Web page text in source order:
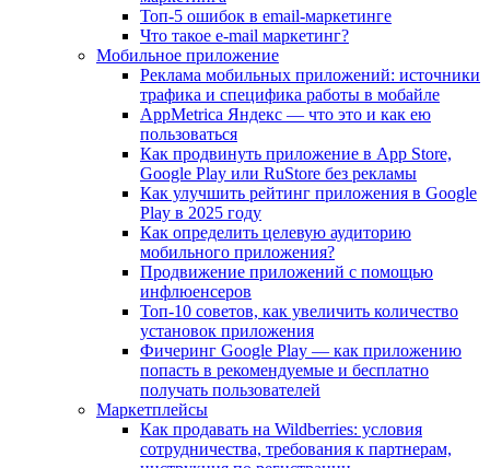
Топ-5 ошибок в email-маркетинге
Что такое e-mail маркетинг?
Мобильное приложение
Реклама мобильных приложений: источники
трафика и специфика работы в мобайле
AppMetrica Яндекс — что это и как ею
пользоваться
Как продвинуть приложение в App Store,
Google Play или RuStore без рекламы
Как улучшить рейтинг приложения в Google
Play в 2025 году
Как определить целевую аудиторию
мобильного приложения?
Продвижение приложений с помощью
инфлюенсеров
Топ-10 советов, как увеличить количество
установок приложения
Фичеринг Google Play — как приложению
попасть в рекомендуемые и бесплатно
получать пользователей
Маркетплейсы
Как продавать на Wildberries: условия
сотрудничества, требования к партнерам,